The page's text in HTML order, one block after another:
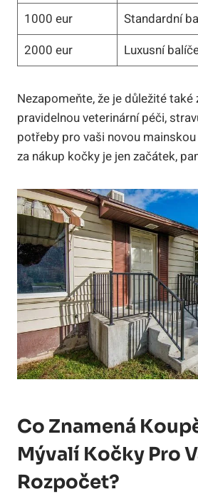
1000 eur
Standardní
2000 eur
Luxusní
Nezapomeňte, že je důležité také
pravidelnou veterinární péči,
potřeby pro vaši novou
za nákup kočky je jen začátek,
Co Znamená
Mývalí Kočky Pro
Rozpočet?